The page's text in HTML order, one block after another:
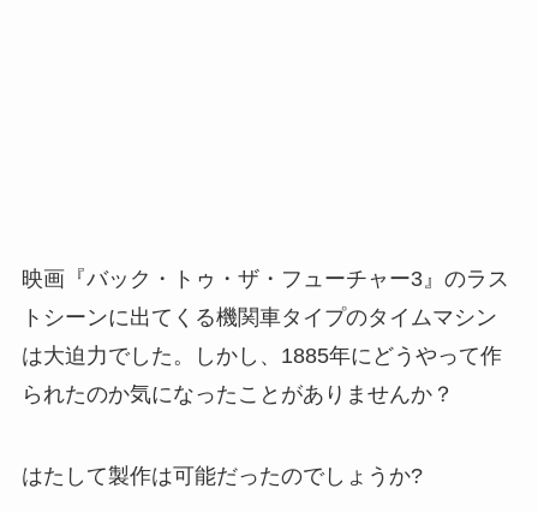
映画『バック・トゥ・ザ・フューチャー3』のラス
トシーンに出てくる機関車タイプのタイムマシン
は大迫力でした。しかし、1885年にどうやって作
られたのか気になったことがありませんか？
はたして製作は可能だったのでしょうか?